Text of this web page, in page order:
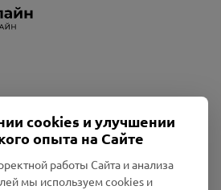
cookies и улучшении
опыта на Сайте
работы Сайта и анализа
мы используем cookies и